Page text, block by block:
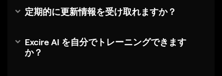
定期的に更新情報を受け取れますか？
Excire AI を自分でトレーニングできます
か？